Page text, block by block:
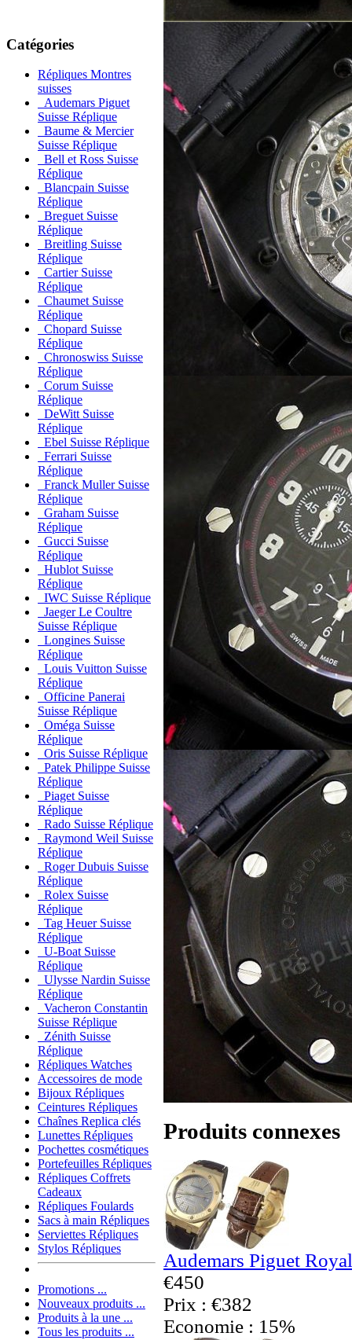
Catégories
Répliques Montres
suisses
Audemars Piguet
Suisse Réplique
Baume & Mercier
Suisse Réplique
Bell et Ross Suisse
Réplique
Blancpain Suisse
Réplique
Breguet Suisse
Réplique
Breitling Suisse
Réplique
Cartier Suisse
Réplique
Chaumet Suisse
Réplique
Chopard Suisse
Réplique
Chronoswiss Suisse
Réplique
Corum Suisse
Réplique
DeWitt Suisse
Réplique
Ebel Suisse Réplique
Ferrari Suisse
Réplique
Franck Muller Suisse
Réplique
Graham Suisse
Réplique
Gucci Suisse
Réplique
Hublot Suisse
Réplique
IWC Suisse Réplique
Jaeger Le Coultre
Suisse Réplique
Longines Suisse
Réplique
Louis Vuitton Suisse
Réplique
Officine Panerai
Suisse Réplique
Oméga Suisse
Réplique
Oris Suisse Réplique
Patek Philippe Suisse
Réplique
Piaget Suisse
Réplique
Rado Suisse Réplique
Raymond Weil Suisse
Réplique
Roger Dubuis Suisse
Réplique
Rolex Suisse
Réplique
Tag Heuer Suisse
Réplique
U-Boat Suisse
Réplique
Ulysse Nardin Suisse
Réplique
Vacheron Constantin
Suisse Réplique
Zénith Suisse
Réplique
Répliques Watches
Accessoires de mode
Bijoux Répliques
Ceintures Répliques
Chaînes Replica clés
Lunettes Répliques
Pochettes cosmétiques
Portefeuilles Répliques
Répliques Coffrets
Cadeaux
Répliques Foulards
Sacs à main Répliques
Serviettes Répliques
Stylos Répliques
Promotions ...
Nouveaux produits ...
Produits à la une ...
Tous les produits ...
Produits connexes
Audemars Piguet
€450
Prix : €382
Economie : 15%